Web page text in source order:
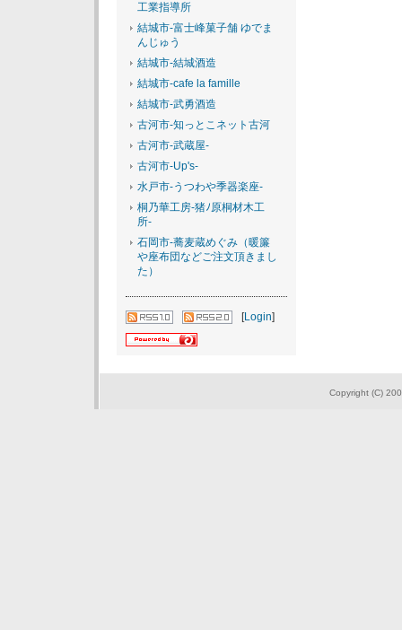
工業指導所
結城市-富士峰菓子舗 ゆでま
んじゅう
結城市-結城酒造
結城市-cafe la famille
結城市-武勇酒造
古河市-知っとこネット古河
古河市-武蔵屋-
古河市-Up's-
水戸市-うつわや季器楽座-
桐乃華工房-猪ﾉ原桐材木工
所-
石岡市-蕎麦蔵めぐみ（暖簾
や座布団などご注文頂きまし
た）
[Login]
Copyright (C)